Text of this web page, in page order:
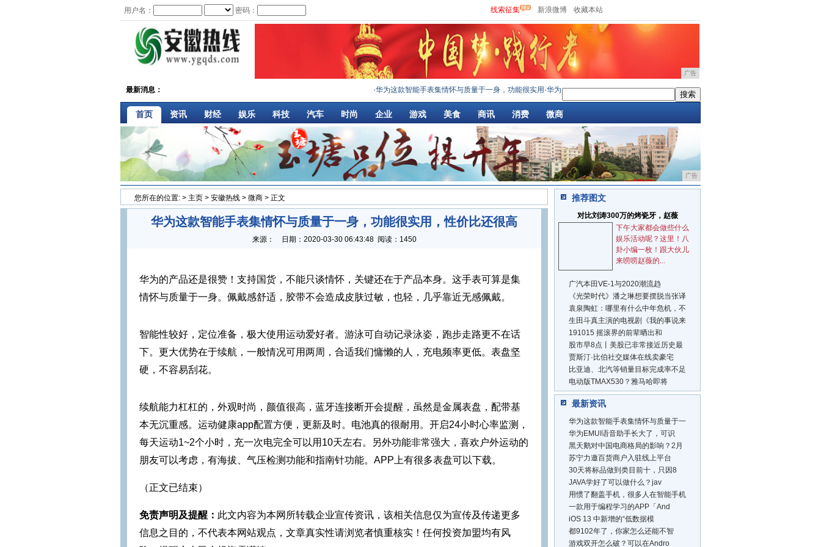
用户名： 密码： 线索征集 新浪微博 收藏本站
广告
最新消息： 华为这款智能手表集情怀与质量于一身，功能很实用·华为EMUI语音助手长大了，可识别主人声音，背·黑天鹅对中国电商格局的影响？2月
首页 资讯 财经 娱乐 科技 汽车 时尚 企业 游戏 美食 商讯 消费 微商
广告
您所在的位置: > 主页 > 安徽热线 > 微商 > 正文
华为这款智能手表集情怀与质量于一身，功能很实用，性价比还很高
来源： 日期： 2020-03-30 06:43:48 阅读：1450
华为的产品还是很赞！支持国货，不能只谈情怀，关键还在于产品本身。这手表可算是集
情怀与质量于一身。佩戴感舒适，胶带不会造成皮肤过敏，也轻，几乎靠近无感佩戴。
智能性较好，定位准备，极大使用运动爱好者。游泳可自动记录泳姿，跑步走路更不在话
下。更大优势在于续航，一般情况可用两周，合适我们慵懒的人，充电频率更低。表盘坚
硬，不容易刮花。
续航能力杠杠的，外观时尚，颜值很高，蓝牙连接断开会提醒，虽然是金属表盘，配带基
本无沉重感。运动健康app配置方便，更新及时。电池真的很耐用。开启24小时心率监测，
每天运动1~2个小时，充一次电完全可以用10天左右。另外功能非常强大，喜欢户外运动的
朋友可以考虑，有海拔、气压检测功能和指南针功能。APP上有很多表盘可以下载。
（正文已结束）
免责声明及提醒： 此文内容为本网所转载企业宣传资讯，该相关信息仅为宣传及传递更多
信息之目的，不代表本网站观点，文章真实性请浏览者慎重核实！任何投资加盟均有风
推荐图文
对比刘涛300万的烤瓷牙，赵薇
下午大家都会做些什么
娱乐活动呢？这里！八
卦小编一枚！跟大伙儿
来唠唠赵薇的...
广汽本田VE-1与2020潮流趋
《光荣时代》潘之琳想要摆脱当张译
袁泉陶虹：哪里有什么中年危机，不
生田斗真主演的电视剧《我的事说来
191015 摇滚界的前辈晒出和
股市早8点丨美股已非常接近历史最
贾斯汀·比伯社交媒体在线卖豪宅
比亚迪、北汽等销量目标完成率不足
电动版TMAX530？雅马哈即将
最新资讯
华为这款智能手表集情怀与质量于一
华为EMUI语音助手长大了，可识
黑天鹅对中国电商格局的影响？2月
苏宁力邀百货商户入驻线上平台
30天将标品做到类目前十，只因8
JAVA学好了可以做什么？jav
用惯了翻盖手机，很多人在智能手机
一款用于编程学习的APP「And
iOS 13 中新增的“低数据模
都9102年了，你家怎么还能不智
游戏双开怎么破？可以在Andro